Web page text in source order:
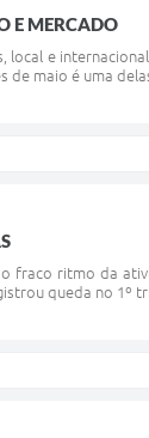
E MERCADO
local e
maio é uma
fraco ritmo da
queda no